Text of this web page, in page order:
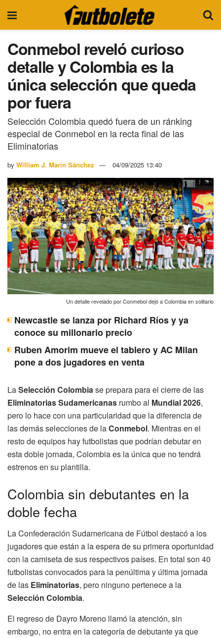
Conmebol reveló curioso
detalle y Colombia es la
única selección que queda
por fuera
Selección Colombia quedó fuera de un ránking
especial de Conmebol en la recta final de las
Eliminatorias
by William J. Marín Sánchez 04/09/2025 13:40
Un detalle revelado por Conmebol dejó a Colombia en solitario
Newcastle se lanza por Richard Ríos y ya
conoce su millonario precio
Ruben Amorim mueve el tablero y AC Milan
pone a dos jugadores en venta
LaSelección Colombiase prepara para el cierre de las
Eliminatorias Sudamericanas rumbo al Mundial 2026,
pero lo hace con una particularidad que la diferencia de
las demás selecciones de laConmebol. Mientras en el
resto de equipos hay futbolistas que podrían debutar en
esta doble jornada, Colombia es la única que no tendrá
estrenos en su plantilla.
Colombia sin debutantes en la
doble fecha
La Confederación Sudamericana de Fútbol destacó a los
jugadores que están a la espera de su primera oportunidad
con la camiseta de sus respectivos países. En total son 40
futbolistas convocados para la penúltima y última jornada
de las Eliminatorias, pero ninguno pertenece a la
Selección Colombia.
El regreso de Dayro Moreno llamó la atención, sin
embargo, no entra en la categoría de debutante ya que